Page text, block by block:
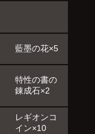
藍墨の花×5
特性の書の
錬成石×2
レギオンコ
イン×10